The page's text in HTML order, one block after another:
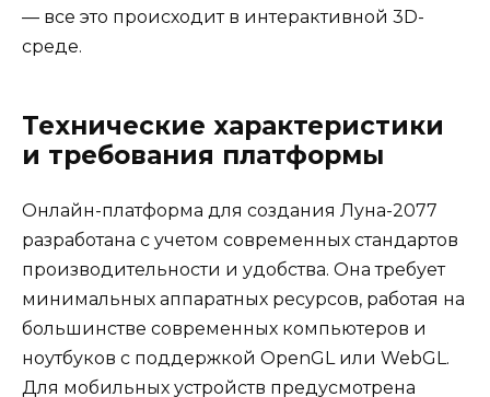
— все это происходит в интерактивной 3D-
среде.
Технические характеристики
и требования платформы
Онлайн-платформа для создания Луна-2077
разработана с учетом современных стандартов
производительности и удобства. Она требует
минимальных аппаратных ресурсов, работая на
большинстве современных компьютеров и
ноутбуков с поддержкой OpenGL или WebGL.
Для мобильных устройств предусмотрена